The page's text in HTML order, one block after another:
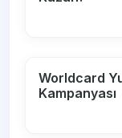
Worldcard
Kampanyası